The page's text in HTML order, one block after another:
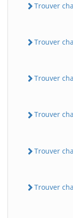
Trouver
Trouver
Trouver
Trouver
Trouver
Trouver